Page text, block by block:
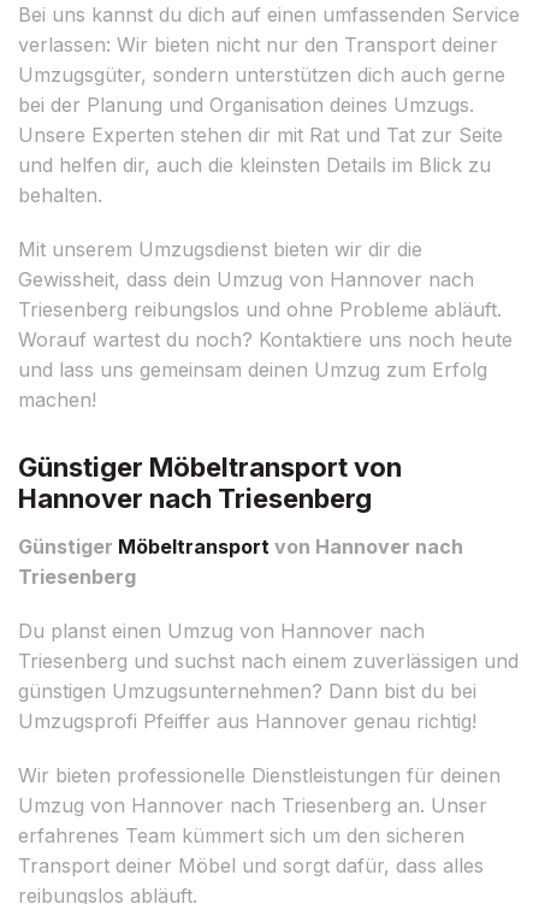
Bei uns kannst du dich auf einen umfassenden Service
verlassen: Wir bieten nicht nur den Transport deiner
Umzugsgüter, sondern unterstützen dich auch gerne
bei der Planung und Organisation deines Umzugs.
Unsere Experten stehen dir mit Rat und Tat zur Seite
und helfen dir, auch die kleinsten Details im Blick zu
behalten.
Mit unserem Umzugsdienst bieten wir dir die
Gewissheit, dass dein Umzug von Hannover nach
Triesenberg reibungslos und ohne Probleme abläuft.
Worauf wartest du noch? Kontaktiere uns noch heute
und lass uns gemeinsam deinen Umzug zum Erfolg
machen!
Günstiger Möbeltransport von
Hannover nach Triesenberg
Günstiger Möbeltransport von Hannover nach
Triesenberg
Du planst einen Umzug von Hannover nach
Triesenberg und suchst nach einem zuverlässigen und
günstigen Umzugsunternehmen? Dann bist du bei
Umzugsprofi Pfeiffer aus Hannover genau richtig!
Wir bieten professionelle Dienstleistungen für deinen
Umzug von Hannover nach Triesenberg an. Unser
erfahrenes Team kümmert sich um den sicheren
Transport deiner Möbel und sorgt dafür, dass alles
reibungslos abläuft.